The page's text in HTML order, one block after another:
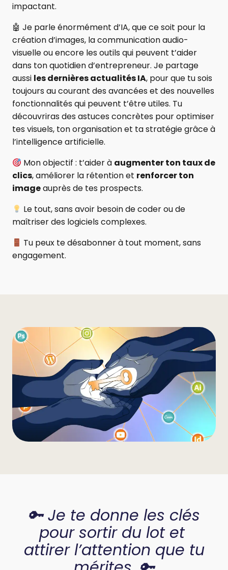
impactant.
🤖 Je parle énormément d’IA, que ce soit pour la
création d’images, la communication audio-
visuelle ou encore les outils qui peuvent t’aider
dans ton quotidien d’entrepreneur. Je partage
aussi les dernières actualités IA, pour que tu sois
toujours au courant des avancées et des nouvelles
fonctionnalités qui peuvent t’être utiles. Tu
découvriras des astuces concrètes pour optimiser
tes visuels, ton organisation et ta stratégie grâce à
l’intelligence artificielle.
Mon objectif : t’aider à augmenter ton taux de
clics, améliorer la rétention et renforcer ton
imageauprès de tes prospects.
Le tout, sans avoir besoin de coder ou de
maîtriser des logiciels complexes.
Tu peux te désabonner à tout moment, sans
engagement.
🔑 Je te donne les clés
pour sortir du lot et
attirer l’attention que tu